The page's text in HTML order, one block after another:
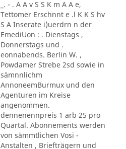
_. - . A A v S S K m A A e,
Tettomer Erschnnt e .l K K S hv
S A Inserate i)uerdrn n der
EmediUon : . Dienstags ,
Donnerstags und .
eonnabends. Berlin W. ,
Powdamer Strebe 2sd sowie in
sämnnlichm
AnnoneemBurmux und den
Agenturen im Kreise
angenommen.
dennenennpreis 1 arb 25 pro
Quartal. Abonnements werden
von sämmtlichen Vosi -
Anstalten , Briefträgern und